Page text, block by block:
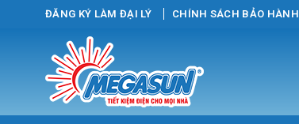
ĐĂNG KÝ LÀM ĐẠI LÝ CHÍNH SÁCH BẢO HÀNH